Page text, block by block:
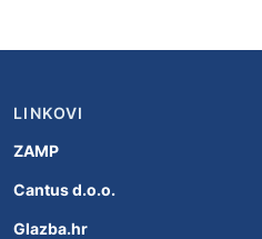
LINKOVI
ZAMP
Cantus d.o.o.
Glazba.hr